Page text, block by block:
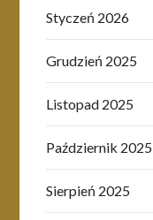
Styczeń 2026
Grudzień 2025
Listopad 2025
Październik 2025
Sierpień 2025